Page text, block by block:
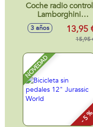
Coche radio control
Lamborghini
Aventador SVJ
Roadster, Porsche
911 RS GT3, Aston
GT3 escala 1:24,
neumáticos de
goma, con luces -
Modelos surtidos
3 años 13,95
15,95
NOVEDAD
- 5 %